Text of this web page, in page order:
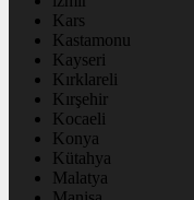
Kars
Kastamonu
Kayseri
Kırklareli
Kırşehir
Kocaeli
Konya
Kütahya
Malatya